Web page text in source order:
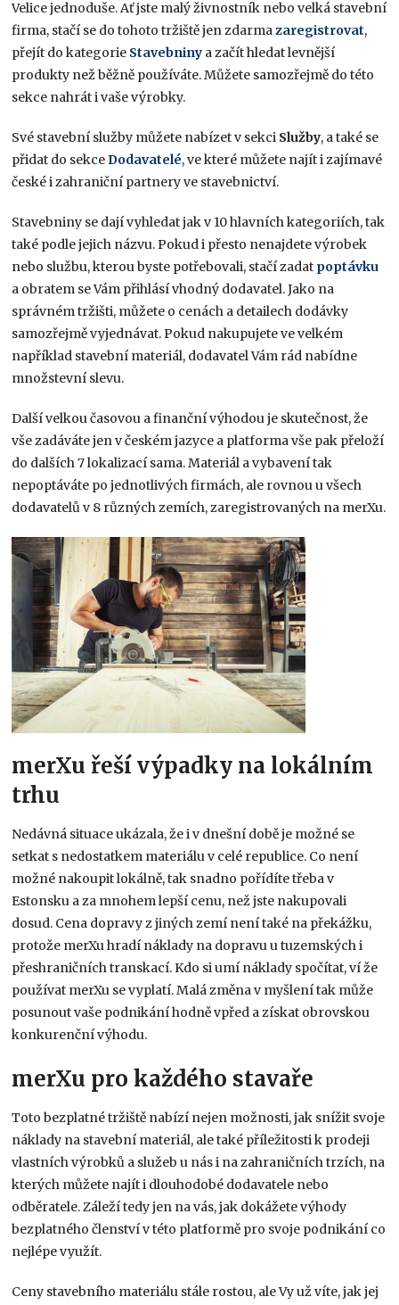
Velice jednoduše. Ať jste malý živnostník nebo velká stavební
firma, stačí se do tohoto tržiště jen zdarma zaregistrovat,
přejít do kategorie Stavebniny a začít hledat levnější
produkty než běžně používáte. Můžete samozřejmě do této
sekce nahrát i vaše výrobky.
Své stavební služby můžete nabízet v sekci Služby, a také se
přidat do sekce Dodavatelé, ve které můžete najít i zajímavé
české i zahraniční partnery ve stavebnictví.
Stavebniny se dají vyhledat jak v 10 hlavních kategoriích, tak
také podle jejich názvu. Pokud i přesto nenajdete výrobek
nebo službu, kterou byste potřebovali, stačí zadat poptávku
a obratem se Vám přihlásí vhodný dodavatel. Jako na
správném tržišti, můžete o cenách a detailech dodávky
samozřejmě vyjednávat. Pokud nakupujete ve velkém
například stavební materiál, dodavatel Vám rád nabídne
množstevní slevu.
Další velkou časovou a finanční výhodou je skutečnost, že
vše zadáváte jen v českém jazyce a platforma vše pak přeloží
do dalších 7 lokalizací sama. Materiál a vybavení tak
nepoptáváte po jednotlivých firmách, ale rovnou u všech
dodavatelů v 8 různých zemích, zaregistrovaných na merXu.
merXu řeší výpadky na lokálním
trhu
Nedávná situace ukázala, že i v dnešní době je možné se
setkat s nedostatkem materiálu v celé republice. Co není
možné nakoupit lokálně, tak snadno pořídíte třeba v
Estonsku a za mnohem lepší cenu, než jste nakupovali
dosud. Cena dopravy z jiných zemí není také na překážku,
protože merXu hradí náklady na dopravu u tuzemských i
přeshraničních transkací. Kdo si umí náklady spočítat, ví že
používat merXu se vyplatí. Malá změna v myšlení tak může
posunout vaše podnikání hodně vpřed a získat obrovskou
konkurenční výhodu.
merXu pro každého stavaře
Toto bezplatné tržiště nabízí nejen možnosti, jak snížit svoje
náklady na stavební materiál, ale také příležitosti k prodeji
vlastních výrobků a služeb u nás i na zahraničních trzích, na
kterých můžete najít i dlouhodobé dodavatele nebo
odběratele. Záleží tedy jen na vás, jak dokážete výhody
bezplatného členství v této platformě pro svoje podnikání co
nejlépe využít.
Ceny stavebního materiálu stále rostou, ale Vy už víte, jak jej